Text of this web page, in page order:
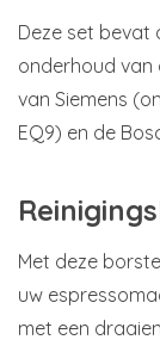
Deze set bevat
onderhoud van
van Siemens
EQ9) en de
Met deze
uw
met een